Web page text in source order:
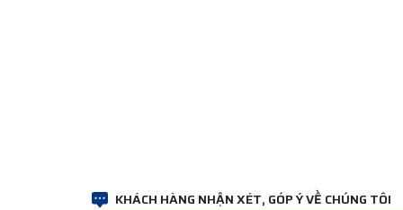
KHÁCH HÀNG NHẬN XÉT, GÓP Ý VỀ CHÚNG TÔI